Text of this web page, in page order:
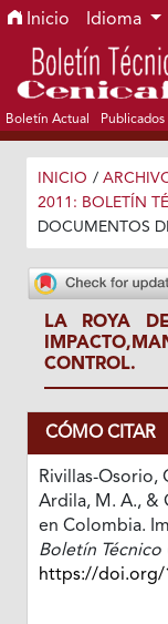
Ir al menú de
Ir al contenido
Ir al pie de página
Inicio Idioma
Boletín Actual Publicados
INICIO /
2011: BOLETÍN
DOCUMENTOS
LA ROYA
CONTROL.
CÓMO CITAR
Rivillas-Osorio,
Ardila, M. A., &
en Colombia.
Boletín Técnico
https://doi.org/